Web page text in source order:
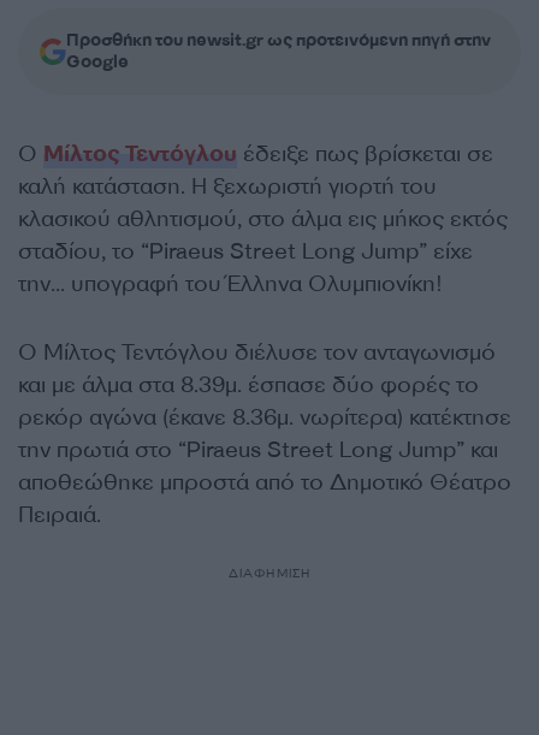
Προσθήκη του newsit.gr ως προτεινόμενη πηγή στην
Google
Ο Μίλτος Τεντόγλου έδειξε πως βρίσκεται σε
καλή κατάσταση. H ξεχωριστή γιορτή του
κλασικού αθλητισμού, στο άλμα εις μήκος εκτός
σταδίου, το “Piraeus Street Long Jump” είχε
την… υπογραφή του Έλληνα Ολυμπιονίκη!
Ο Μίλτος Τεντόγλου διέλυσε τον ανταγωνισμό
και με άλμα στα 8.39μ. έσπασε δύο φορές το
ρεκόρ αγώνα (έκανε 8.36μ. νωρίτερα) κατέκτησε
την πρωτιά στο “Piraeus Street Long Jump” και
αποθεώθηκε μπροστά από το Δημοτικό Θέατρο
Πειραιά.
ΔΙΑΦΗΜΙΣΗ